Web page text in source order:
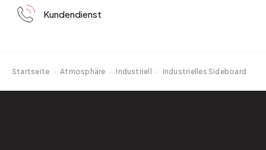
Kundendienst
Startseite · Atmosphäre · Industriell · Industrielles Sideboard